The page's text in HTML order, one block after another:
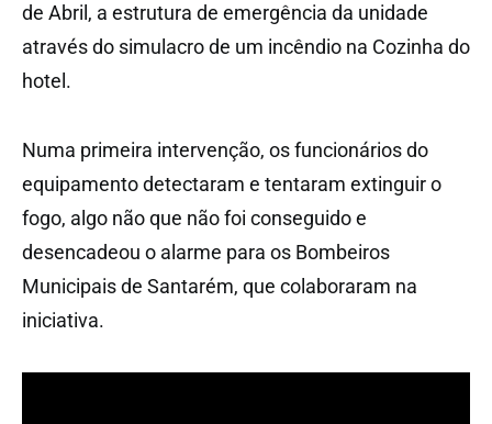
de Abril, a estrutura de emergência da unidade
através do simulacro de um incêndio na Cozinha do
hotel.
Numa primeira intervenção, os funcionários do
equipamento detectaram e tentaram extinguir o
fogo, algo não que não foi conseguido e
desencadeou o alarme para os Bombeiros
Municipais de Santarém, que colaboraram na
iniciativa.